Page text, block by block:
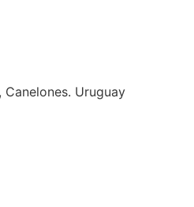
Canelones. Uruguay